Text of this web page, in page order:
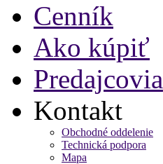
Cenník
Ako kúpiť
Predajcovia
Kontakt
Obchodné oddelenie
Technická podpora
Mapa